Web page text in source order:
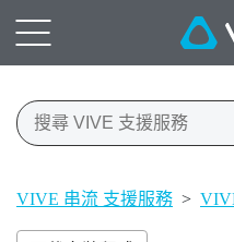
VIVE 串流 支援服務 >